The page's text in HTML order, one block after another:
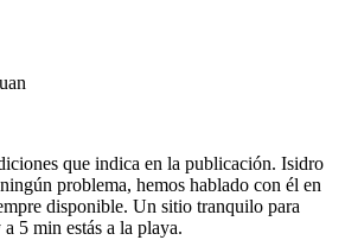
que indica en la publicación. Isidro
problema, hemos hablado con él en
disponible. Un sitio tranquilo para
5 min estás a la playa.